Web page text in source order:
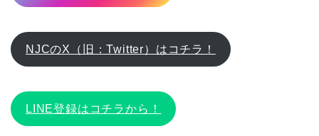
NJCのX（旧：Twitter）はコチラ！
LINE登録はコチラから！